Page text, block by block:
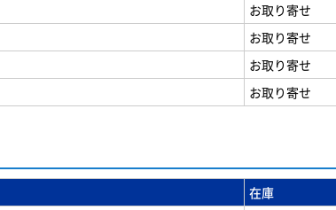
お取り寄せ
お取り寄せ
お取り寄せ
お取り寄せ
在庫